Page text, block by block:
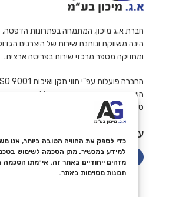
למידע במכשיר. מתן הסכמה לשימוש
מזהים ייחודיים באתר זה. אי־מתן
תכונות מסוימות באתר.
חברת א.ג מיכון, המתמחה בפתרונות הדפסה,
הינה משווקת ונותנת שירות של היצרנים
ומחזיקה מספר מרכזי שירות בפריסה ארצית.
השירות האמין והמקצועי ביותר ללקוחותיה.
ט.ל.ח
עקבו אחרינו